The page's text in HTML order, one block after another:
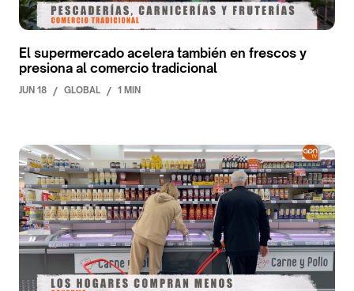
El supermercado acelera también en frescos y
presiona al comercio tradicional
JUN 18 / GLOBAL / 1 MIN